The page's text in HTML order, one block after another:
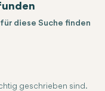
diese Suche finden
geschrieben sind.